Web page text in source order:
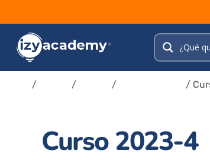
/ / / /
Curso 2023-4